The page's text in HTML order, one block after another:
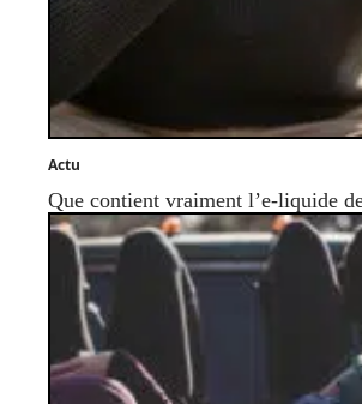
Actu
Que contient vraiment l’e-liquide